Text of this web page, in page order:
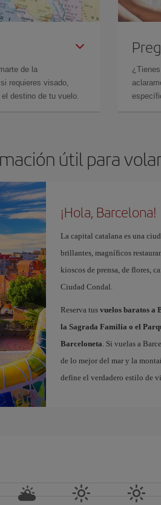
de la
requieres visado,
destino de tu vuelo.
útil para
¡Hola, Barcelona!
La capital catalana es una
brillantes, magníficos
kioscos de prensa, de flores,
Ciudad Condal.
Reserva tus vuelos baratos a
la Sagrada Familia o el
Barceloneta. Si vuelas a
de lo mejor del mar y la
define el verdadero estilo de